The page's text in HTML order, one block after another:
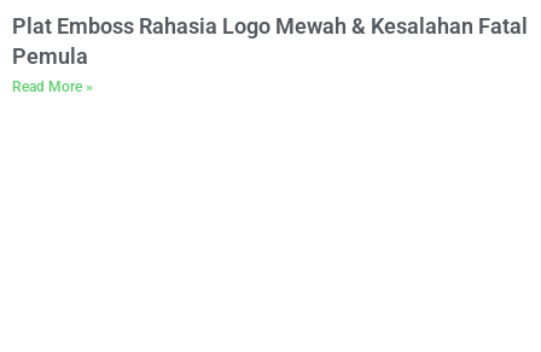
Plat Emboss Rahasia Logo Mewah & Kesalahan Fatal
Pemula
Read More »